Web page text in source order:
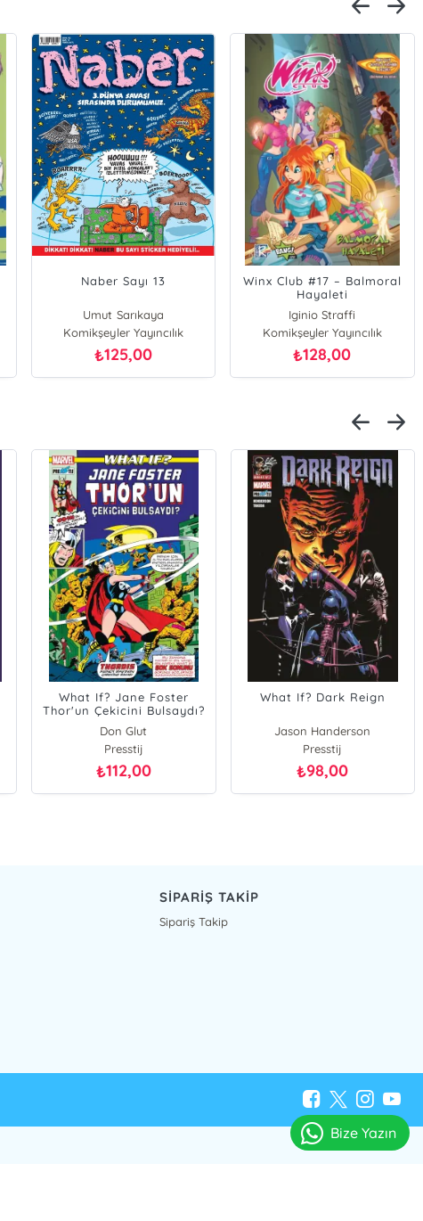
Naber Sayı 13
Umut Sarıkaya
Komikşeyler Yayıncılık
₺125,00
Winx Club #17 – Balmoral
Hayaleti
Iginio Straffi
Komikşeyler Yayıncılık
₺128,00
What If? Jane Foster
Thor'un Çekicini Bulsaydı?
Don Glut
Presstij
₺112,00
What If? Dark Reign
Jason Handerson
Presstij
₺98,00
SİPARİŞ TAKİP
Sipariş Takip
Bize Yazın